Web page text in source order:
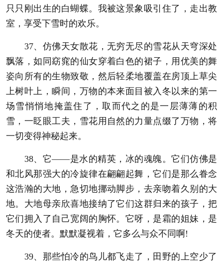
只只刚出生的白蝴蝶。我被这景象吸引住了，走出教
室，享受下雪时的欢乐。
37、仿佛天女散花，无穷无尽的雪花从天穹深处
飘落，如同窈窕的仙女穿着白色的裙子，用优美的舞
姿向所有的生物致敬，然后轻柔地覆盖在房顶上草尖
上树叶上，瞬间，万物的本来面目被入冬以来的第一
场雪悄悄地掩盖住了，取而代之的是一层薄薄的积
雪，一眨眼工夫，雪花用自然的力量点缀了万物，将
一切变得神秘起来。
38、它——是水的精英，冰的魂魄。它们仿佛是
和北风那强大的冷旋律在翩翩起舞，它们是那么眷念
这浩瀚的大地，急切地挪动脚步，去亲吻着久别的大
地。大地母亲欣喜地接纳了它们这群归来的孩子，把
它们拥入了自己宽阔的胸怀。它呀，是霜的姐妹，是
冬天的使者。默默凝视着，它多么与众不同啊!
39、那些怕冷的鸟儿都飞走了，田野的上空少了